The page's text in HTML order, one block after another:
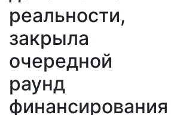
реальности,
закрыла
очередной
раунд
финансирования